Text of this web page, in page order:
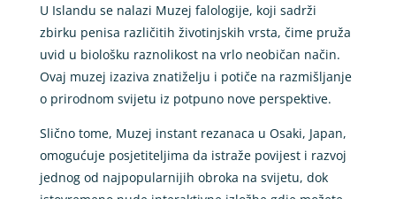
U Islandu se nalazi Muzej falologije, koji sadrži
zbirku penisa različitih životinjskih vrsta, čime pruža
uvid u biološku raznolikost na vrlo neobičan način.
Ovaj muzej izaziva znatiželju i potiče na razmišljanje
o prirodnom svijetu iz potpuno nove perspektive.
Slično tome, Muzej instant rezanaca u Osaki, Japan,
omogućuje posjetiteljima da istraže povijest i razvoj
jednog od najpopularnijih obroka na svijetu, dok